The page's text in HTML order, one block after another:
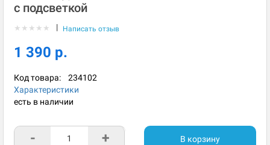
с подсветкой
★ ★ ★ ★ ★ | Написать отзыв
1 390 р.
Код товара: 234102
Характеристики
есть в наличии
- + В корзину